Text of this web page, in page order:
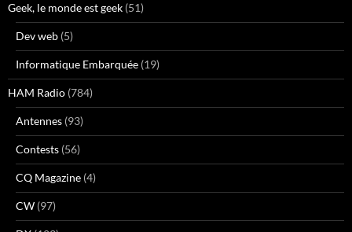
Geek, le monde est geek (51)
Dev web (5)
Informatique Embarquée (19)
HAM Radio (784)
Antennes (93)
Contests (56)
CQ Magazine (4)
CW (97)